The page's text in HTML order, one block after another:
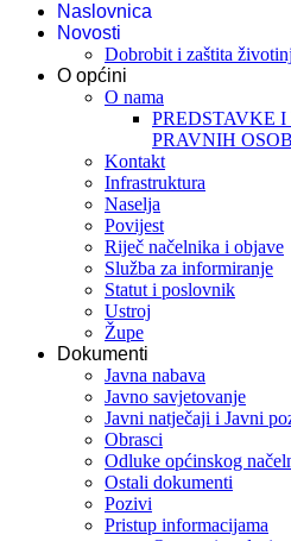
Naslovnica
Novosti
Dobrobit i zaštita
O općini
O nama
PREDSTAVKE
PRAVNIH
Kontakt
Infrastruktura
Naselja
Povijest
Riječ načelnika i objave
Služba za informiranje
Statut i poslovnik
Ustroj
Župe
Dokumenti
Javna nabava
Javno savjetovanje
Javni natječaji i Javni
Obrasci
Odluke općinskog
Ostali dokumenti
Pozivi
Pristup informacijama